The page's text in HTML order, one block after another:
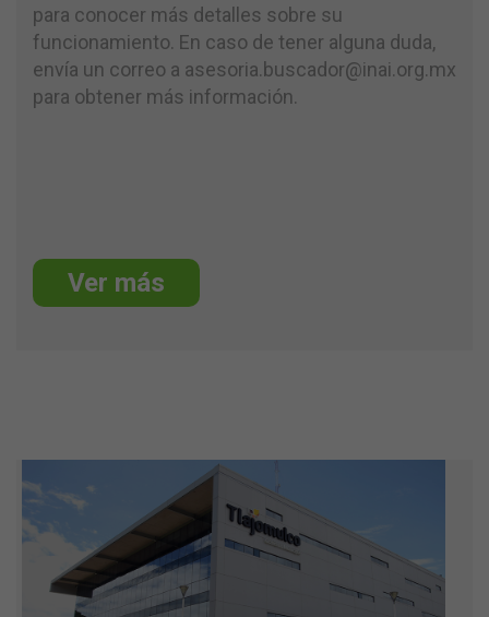
para conocer más detalles sobre su
funcionamiento. En caso de tener alguna duda,
envía un correo a asesoria.buscador@inai.org.mx
para obtener más información.
turkey,
personal
Ver más